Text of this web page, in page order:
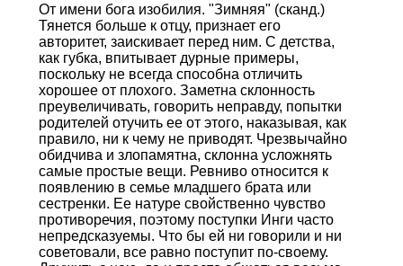
От имени бога изобилия. "Зимняя" (сканд.)
Тянется больше к отцу, признает его
авторитет, заискивает перед ним. С детства,
как губка, впитывает дурные примеры,
поскольку не всегда способна отличить
хорошее от плохого. Заметна склонность
преувеличивать, говорить неправду, попытки
родителей отучить ее от этого, наказывая, как
правило, ни к чему не приводят. Чрезвычайно
обидчива и злопамятна, склонна усложнять
самые простые вещи. Ревниво относится к
появлению в семье младшего брата или
сестренки. Ее натуре свойственно чувство
противоречия, поэтому поступки Инги часто
непредсказуемы. Что бы ей ни говорили и ни
советовали, все равно поступит по-своему.